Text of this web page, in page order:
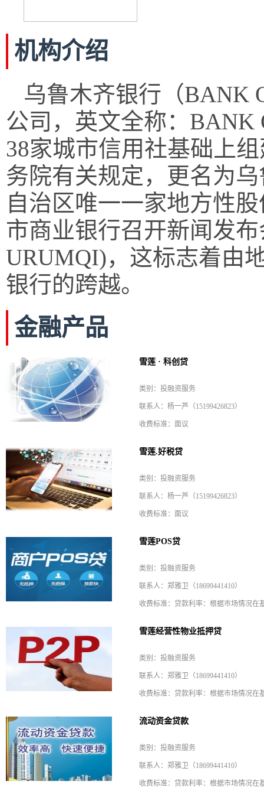
机构介绍
乌鲁木齐银行（BANK
公司，英文全称：BANK
38家城市信用社基础上
务院有关规定，更名为
自治区唯一一家地方性
市商业银行召开新闻发
URUMQI)，这标志着由
银行的跨越。
金融产品
雪莲 · 科创贷
类别：投融资服务
联系人：杨一芦（15199426823）
收费标准：面议
雪莲.好税贷
类别：投融资服务
联系人：杨一芦（15199426823）
收费标准：面议
雪莲POS贷
类别：投融资服务
联系人：郑雅卫（18699441410）
雪莲经营性物业抵押贷
类别：投融资服务
联系人：郑雅卫（18699441410）
流动资金贷款
类别：投融资服务
联系人：郑雅卫（18699441410）